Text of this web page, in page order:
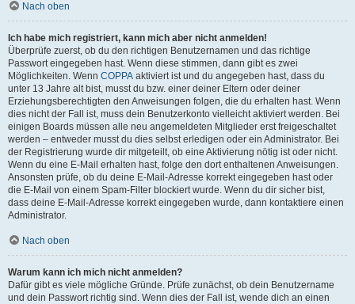
Nach oben
Ich habe mich registriert, kann mich aber nicht anmelden!
Überprüfe zuerst, ob du den richtigen Benutzernamen und das richtige
Passwort eingegeben hast. Wenn diese stimmen, dann gibt es zwei
Möglichkeiten. Wenn COPPA aktiviert ist und du angegeben hast, dass du
unter 13 Jahre alt bist, musst du bzw. einer deiner Eltern oder deiner
Erziehungsberechtigten den Anweisungen folgen, die du erhalten hast. Wenn
dies nicht der Fall ist, muss dein Benutzerkonto vielleicht aktiviert werden. Bei
einigen Boards müssen alle neu angemeldeten Mitglieder erst freigeschaltet
werden – entweder musst du dies selbst erledigen oder ein Administrator. Bei
der Registrierung wurde dir mitgeteilt, ob eine Aktivierung nötig ist oder nicht.
Wenn du eine E-Mail erhalten hast, folge den dort enthaltenen Anweisungen.
Ansonsten prüfe, ob du deine E-Mail-Adresse korrekt eingegeben hast oder
die E-Mail von einem Spam-Filter blockiert wurde. Wenn du dir sicher bist,
dass deine E-Mail-Adresse korrekt eingegeben wurde, dann kontaktiere einen
Administrator.
Nach oben
Warum kann ich mich nicht anmelden?
Dafür gibt es viele mögliche Gründe. Prüfe zunächst, ob dein Benutzername
und dein Passwort richtig sind. Wenn dies der Fall ist, wende dich an einen